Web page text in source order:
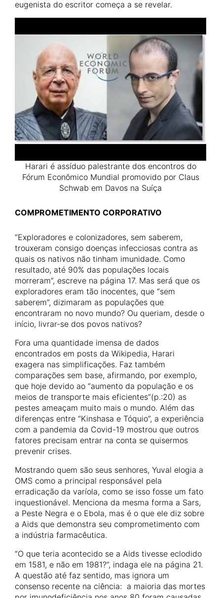
eugenista do escritor começa a se revelar.
Harari é assíduo palestrante dos encontros do
Fórum Econômico Mundial promovido por Claus
Schwab em Davos na Suíça
COMPROMETIMENTO CORPORATIVO
“Exploradores e colonizadores, sem saberem,
trouxeram consigo doenças infecciosas contra as
quais os nativos não tinham imunidade. Como
resultado, até 90% das populações locais
morreram”, escreve na página 17. Mas será que os
exploradores eram tão inocentes, que “sem
saberem”, dizimaram as populações que
encontraram no novo mundo? Ou queriam, desde o
início, livrar-se dos povos nativos?
Fora uma quantidade imensa de dados
encontrados em posts da Wikipedia, Harari
exagera nas simplificações. Faz também
comparações sem base, afirmando, por exemplo,
que hoje devido ao “aumento da população e os
meios de transporte mais eficientes”(p.:20) as
pestes ameaçam muito mais o mundo. Além das
diferenças entre “Kinshasa e Tóquio”, a experiência
com a pandemia da Covid-19 mostrou que outros
fatores precisam entrar na conta se quisermos
prevenir crises.
Mostrando quem são seus senhores, Yuval elogia a
OMS como a principal responsável pela
erradicação da varíola, como se isso fosse um fato
inquestionável. Menciona da mesma forma a Sars,
a Peste Negra e o Ebola, mas é o que ele diz sobre
a Aids que demonstra seu comprometimento com
a indústria farmacêutica.
“O que teria acontecido se a Aids tivesse eclodido
em 1581, e não em 1981?”, indaga ele na página 21.
A questão até faz sentido, mas ignora um
consenso recente na ciência: a maioria das mortes